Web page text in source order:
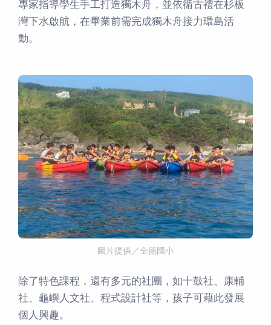
專家指導學生手工打造獨木舟，並依循古禮在杉板
灣下水啟航，在畢業前需完成獨木舟接力環島活
動。
圖片提供／全德國小
除了特色課程，還有多元的社團，如十鼓社、康輔
社、龜嶼人文社、程式設計社等，孩子可藉此發展
個人興趣。